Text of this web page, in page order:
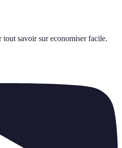
tout savoir sur economiser facile.